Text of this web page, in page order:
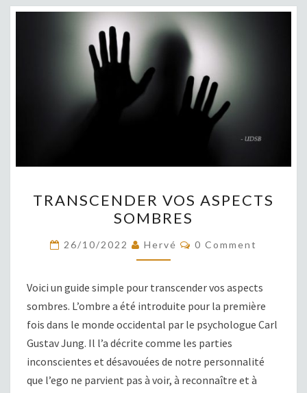
VOS
ASPECTS
SOMBRES
TRANSCENDER VOS ASPECTS
SOMBRES
26/10/2022 Hervé COMMENTS
0 Comment
Voici un guide simple pour transcender vos aspects
sombres. L’ombre a été introduite pour la première
fois dans le monde occidental par le psychologue Carl
Gustav Jung. Il l’a décrite comme les parties
inconscientes et désavouées de notre personnalité
que l’ego ne parvient pas à voir, à reconnaître et à